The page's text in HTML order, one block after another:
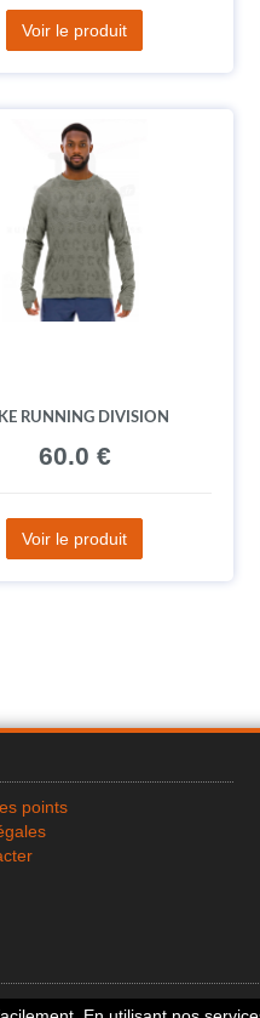
Voir le produit
RUNNING DIVISION
60.0 €
Voir le produit
points
© 2026 Running